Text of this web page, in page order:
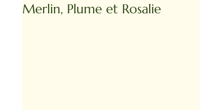
Merlin, Plume et Rosalie